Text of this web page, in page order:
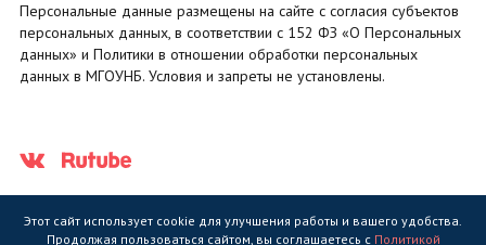
Персональные данные размещены на сайте с согласия субъектов
персональных данных, в соответствии с 152 ФЗ «О Персональных
данных» и Политики в отношении обработки персональных
данных в МГОУНБ. Условия и запреты не установлены.
Этот сайт использует cookie для улучшения работы и вашего удобства.
Продолжая пользоваться сайтом, вы соглашаетесь с Политикой